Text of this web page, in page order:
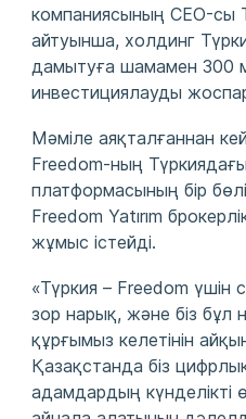
компаниясының CEO-сы
айтуынша, холдинг
дамытуға шамамен
инвестициялауды
Мәміле аяқталғаннан
Freedom-ның Түркиядағы
платформасының бір
Freedom Yatırım
жұмыс істейді.
«Түркия – Freedom үшін
зор нарық, және біз бұл
құрғымыз келетінін
Қазақстанда біз
адамдардың күнделікті